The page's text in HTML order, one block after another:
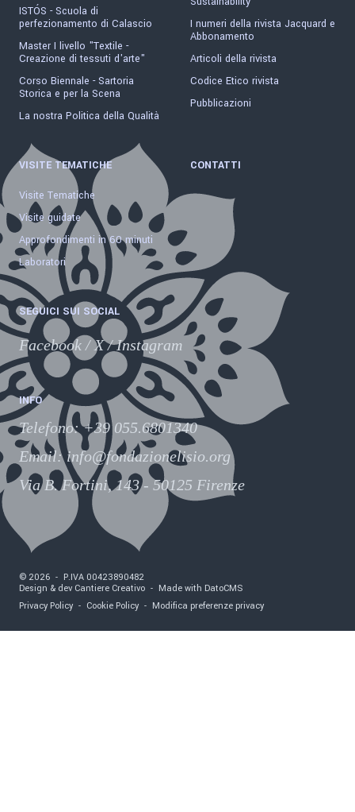
ISTÓS - Scuola di
perfezionamento di Calascio
Master I livello "Textile -
Creazione di tessuti d'arte"
Corso Biennale - Sartoria
Storica e per la Scena
La nostra Politica della Qualità
I numeri della rivista Jacquard e
Abbonamento
Articoli della rivista
Codice Etico rivista
Pubblicazioni
VISITE TEMATICHE
Visite Tematiche
Visite guidate
Approfondimenti in 60 minuti
Laboratori
CONTATTI
SEGUICI SUI SOCIAL
Facebook /X/Instagram
INFO
Telefono:+39 055.6801340
Email:info@fondazionelisio.org
Via B. Fortini, 143 - 50125 Firenze
© 2026 - P.IVA 00423890482
Design & dev Cantiere Creativo - Made with DatoCMS
Privacy Policy - Cookie Policy - Modifica preferenze privacy